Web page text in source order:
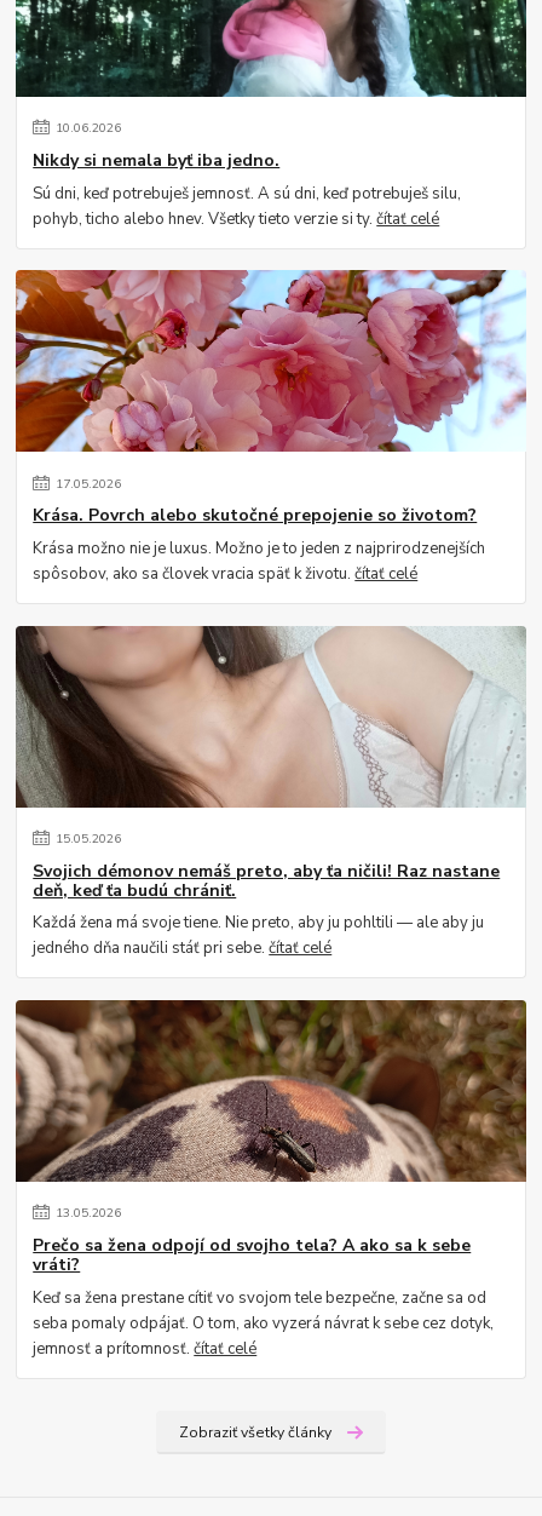
10.06.2026
Nikdy si nemala byť iba jedno.
Sú dni, keď potrebuješ jemnosť. A sú dni, keď potrebuješ silu,
pohyb, ticho alebo hnev. Všetky tieto verzie si ty.čítať celé
17.05.2026
Krása. Povrch alebo skutočné prepojenie so životom?
Krása možno nie je luxus. Možno je to jeden z najprirodzenejších
spôsobov, ako sa človek vracia späť k životu.čítať celé
15.05.2026
Svojich démonov nemáš preto, aby ťa ničili! Raz nastane
deň, keď ťa budú chrániť.
Každá žena má svoje tiene. Nie preto, aby ju pohltili — ale aby ju
jedného dňa naučili stáť pri sebe.čítať celé
13.05.2026
Prečo sa žena odpojí od svojho tela? A ako sa k sebe
vráti?
Keď sa žena prestane cítiť vo svojom tele bezpečne, začne sa od
seba pomaly odpájať. O tom, ako vyzerá návrat k sebe cez dotyk,
jemnosť a prítomnosť.čítať celé
Zobraziť všetky články